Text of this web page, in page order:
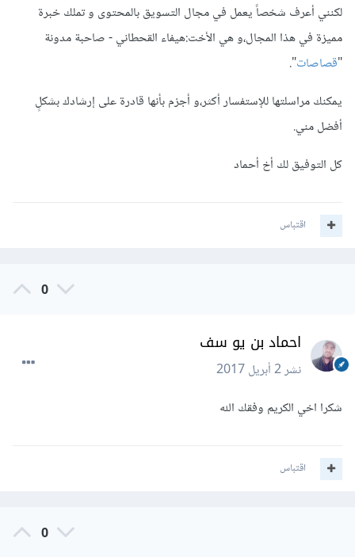
لكنني أعرف شخصاً يعمل في مجال التسويق بالمحتوى و تملك خبرة
مميزة في هذا المجال،و هي الأخت:هيفاء القحطاني - صاحبة مدونة
"قصاصات".
يمكنك مراسلتها للإستفسار أكثر،و أجزم بأنها قادرة على إرشادك بشكلٍ
أفضل مني.
كل التوفيق لك أخ أحماد
اقتباس
0
احماد بن يو سف
نشر2 أبريل 2017
شكرا اخي الكريم وفقك الله
اقتباس
0